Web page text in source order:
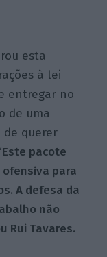
esta
à lei
entregar no
de uma
de querer
pacote
para
A defesa da
não
Rui Tavares.